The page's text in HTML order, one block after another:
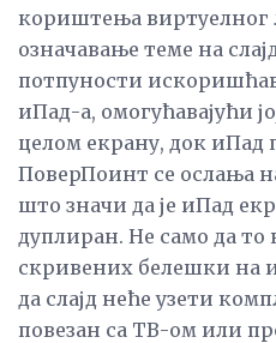
кориштења виртуелног
означавање теме на
потпуности
иПад-а, омогућавајући
целом екрану, док иПад
ПоверПоинт се ослања
што значи да је иПад
дуплиран. Не само да то
скривених белешки на
да слајд неће узети
повезан са ТВ-ом или